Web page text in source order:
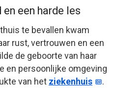
een harde les
te bevallen kwam
rust, vertrouwen en een
de geboorte van haar
en persoonlijke omgeving
van het ziekenhuis
.